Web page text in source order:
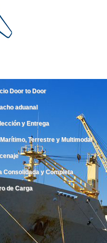
Door to Door
aduanal
y Entrega
Terrestre y Multimodal
Consolidada y Completa
de Carga